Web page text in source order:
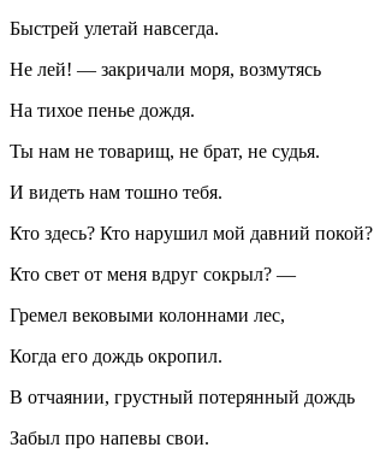
Быстрей улетай навсегда.
Не лей! — закричали моря, возмутясь
На тихое пенье дождя.
Ты нам не товарищ, не брат, не судья.
И видеть нам тошно тебя.
Кто здесь? Кто нарушил мой давний покой?
Кто свет от меня вдруг сокрыл? —
Гремел вековыми колоннами лес,
Когда его дождь окропил.
В отчаянии, грустный потерянный дождь
Забыл про напевы свои.